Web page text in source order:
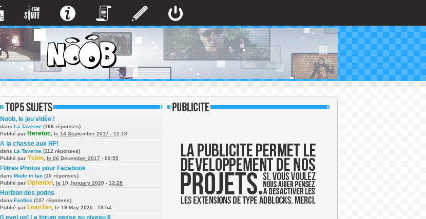
Noob, le jeu vidéo !
dans La Taverne (166 réponses)
Publié par Heretoc le 14 September 2017 - 12:18
A la chasse aux HF!
dans La Taverne (112 réponses)
Publié par Ycien le 06 December 2017 - 09:55
Filtres Photos pour Facebook
dans Made in fan (10 réponses)
Publié par Ophaniel le 10 January 2020 - 12:28
Horizon des potins
dans Fanfics (107 réponses)
Publié par LoanTan le 19 May 2020 - 19:54
[Level up] Le forum passe au niveau 6